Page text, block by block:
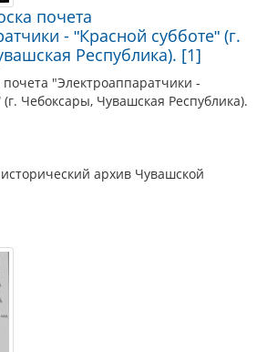
почета
- ʺКрасной субботеʺ (г.
Республика). [1]
"Электроаппаратчики -
(г. Чебоксары, Чувашская Республика).
архив Чувашской